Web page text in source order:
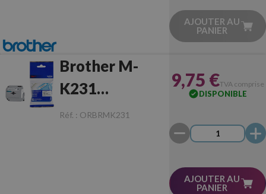
AJOUTER AU
PANIER
Brother M-
K231
Noir/Blanc
Réf. : ORBRMK231
9,75 €TVA comprise
DISPONIBLE
AJOUTER AU
PANIER